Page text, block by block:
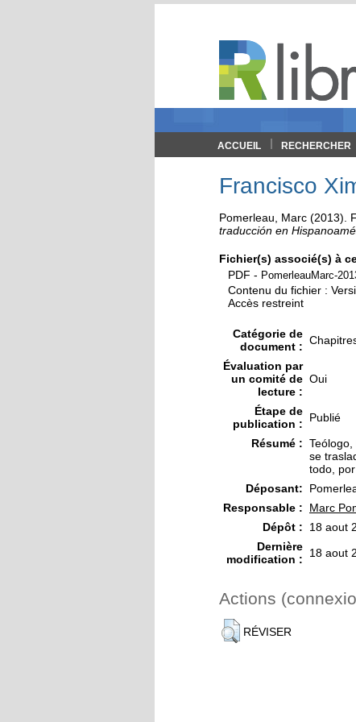
ACCUEIL RECHERCHER
Francisco
Pomerleau, Marc (2013).
traducción en
Fichier(s) associé(s) à
PDF - PomerleauMarc-
Contenu du fichier :
Accès restreint
Catégorie de
document :
Évaluation par
un comité de
lecture :
Oui
Étape de
publication :
Publié
Résumé :
se
todo,
Déposant:
Responsable :
Marc
Dépôt :
18 aout
Dernière
modification :
18 aout
Actions
RÉVISER